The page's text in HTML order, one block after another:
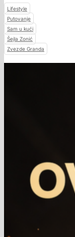
Lifestyle
Putovanje
Sam u kući
Šejla Zonić
Zvezde Granda